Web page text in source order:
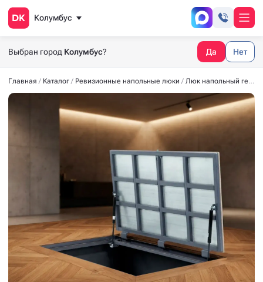
Колумбус
Выбран город Колумбус? Да Нет
Главная Каталог Ревизионные напольные люки Люк напольный герметичный СТАНДАРТ-М 2700*800